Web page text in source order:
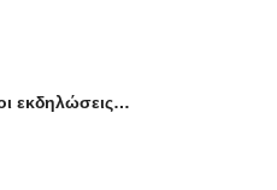
εκδηλώσεις…